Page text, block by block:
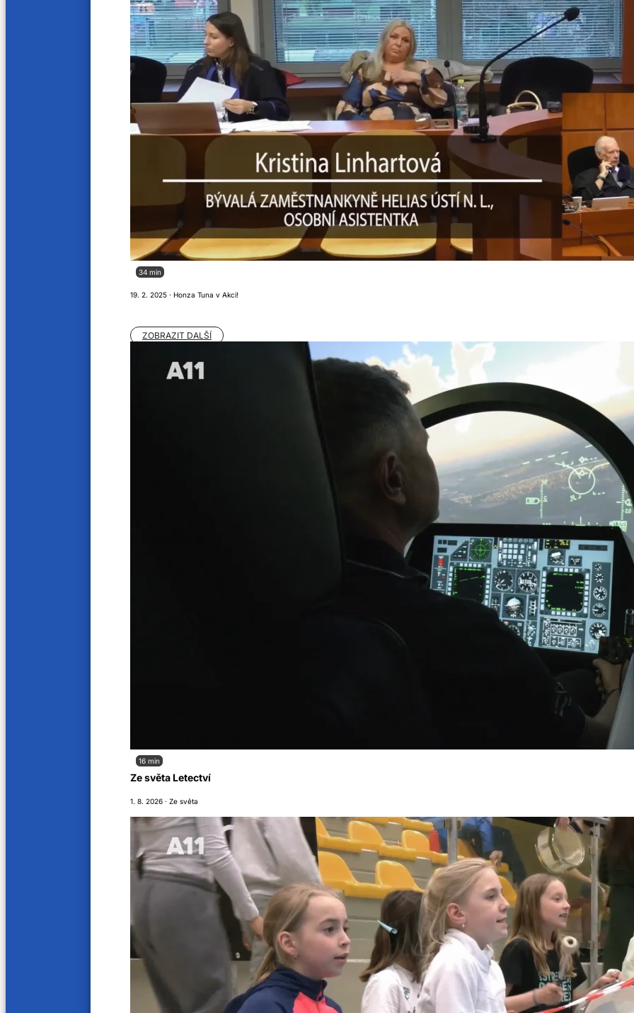
34 min
19. 2. 2025 · Honza Tuna v Akci!
ZOBRAZIT DALŠÍ
16 min
Ze světa Letectví
1. 8. 2026 · Ze světa
Sledujte nás na
A11 © 2025. Všechna práva vyhrazena.
Provozovatelem audiovizuální služby na vyžádání, webových stránek tv.a11.cz, je společnost A 11 s.r.o. se sídlem Plzeňská 1348/95, 150 00 Praha 5.
Provozovatelem televizního vysílání je společnost Regionální televize s.r.o. se sídlem Vinohradská 1597/174, Vinohrady, 13000 Praha 3. Její činnost se řídí právním řádem České